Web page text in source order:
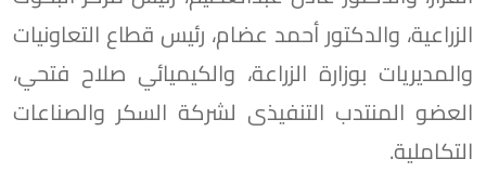
الزراعية، والدكتور أحمد عضام، رئيس قطاع التعاونيات
والمديريات بوزارة الزراعة، والكيميائي صلاح فتحي،
العضو المنتدب التنفيذى لشركة السكر والصناعات
التكاملية.